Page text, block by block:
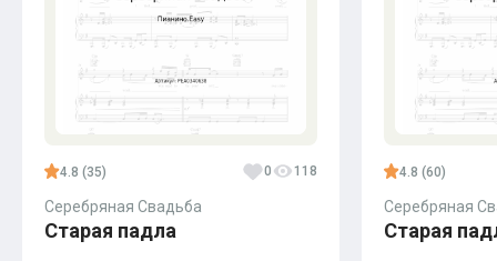
4.8 (35) 0 118
Серебряная Свадьба
Старая падла
4.8 (60)
Серебряная
Старая